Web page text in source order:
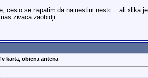
cesto se napatim da namestim nesto... ali slika
zivaca zaobidji.
karta, obicna antena